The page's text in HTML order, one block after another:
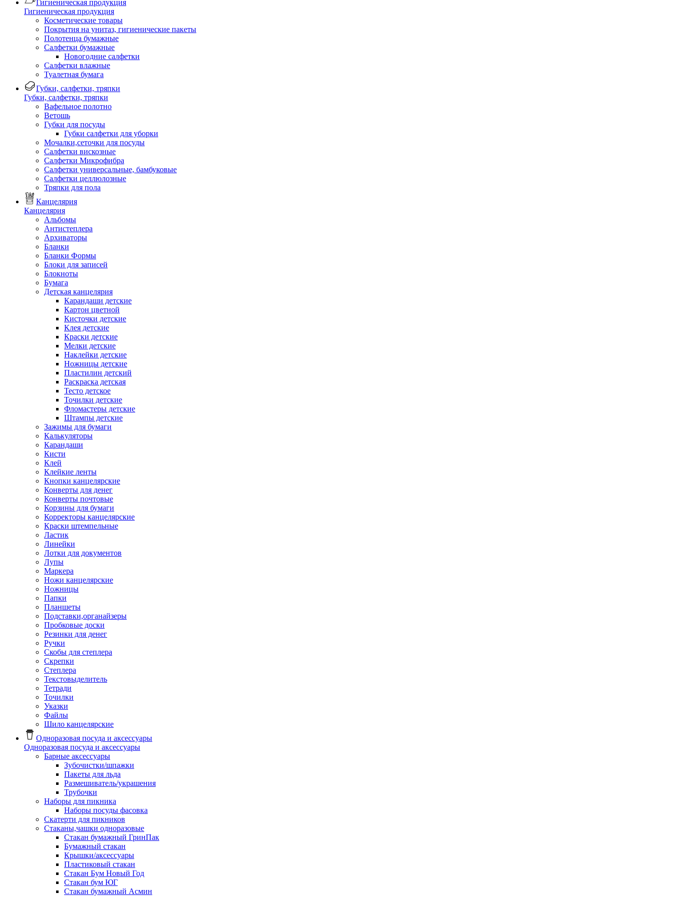
Гигиеническая продукция
Гигиеническая продукция
Косметические товары
Покрытия на унитаз, гигиенические пакеты
Полотенца бумажные
Салфетки бумажные
Новогодние салфетки
Салфетки влажные
Туалетная бумага
Губки, салфетки, тряпки
Губки, салфетки, тряпки
Вафельное полотно
Ветошь
Губки для посуды
Губки салфетки для уборки
Мочалки,сеточки для посуды
Салфетки вискозные
Салфетки Микрофибра
Салфетки универсальные, бамбуковые
Салфетки целлюлозные
Тряпки для пола
Канцелярия
Канцелярия
Альбомы
Антистеплера
Архиваторы
Бланки
Бланки Формы
Блоки для записей
Блокноты
Бумага
Детская канцелярия
Карандаши детские
Картон цветной
Кисточки детские
Клея детские
Краски детские
Мелки детские
Наклейки детские
Ножницы детские
Пластилин детский
Раскраска детская
Тесто детское
Точилки детские
Фломастеры детские
Штампы детские
Зажимы для бумаги
Калькуляторы
Карандаши
Кисти
Клей
Клейкие ленты
Кнопки канцелярские
Конверты для денег
Конверты почтовые
Корзины для бумаги
Корректоры канцелярские
Краски штемпельные
Ластик
Линейки
Лотки для документов
Лупы
Маркера
Ножи канцелярские
Ножницы
Папки
Планшеты
Подставки,органайзеры
Пробковые доски
Резинки для денег
Ручки
Скобы для степлера
Скрепки
Степлера
Текстовыделитель
Тетради
Точилки
Указки
Файлы
Шило канцелярские
Одноразовая посуда и аксессуары
Одноразовая посуда и аксессуары
Барные аксессуары
Зубочистки/шпажки
Пакеты для льда
Размешиватель/украшения
Трубочки
Наборы для пикника
Наборы посуды фасовка
Скатерти для пикников
Стаканы,чашки одноразовые
Cтакан бумажный ГринПак
Бумажный стакан
Крышки/аксессуары
Пластиковый стакан
Стакан Бум Новый Год
Стакан бум ЮГ
Стакан бумажный Асмин